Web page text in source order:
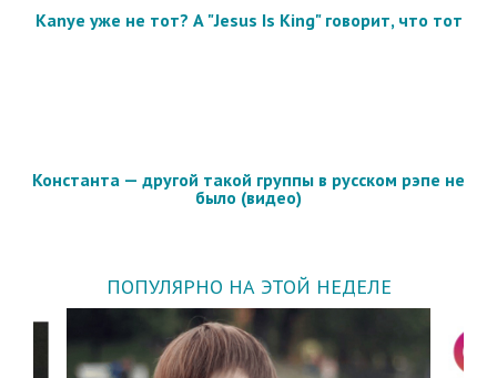
Kanye уже не тот? А "Jesus Is King" говорит, что тот
Константа — другой такой группы в русском рэпе не
было (видео)
ПОПУЛЯРНО НА ЭТОЙ НЕДЕЛЕ